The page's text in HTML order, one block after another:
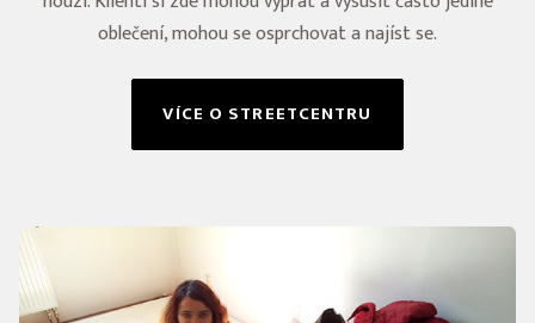
oblečení, mohou se osprchovat a najíst se.
VÍCE O STREETCENTRU